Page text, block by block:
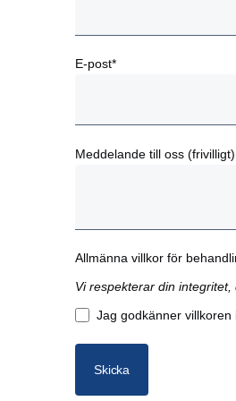
E-post*
Meddelande till oss (frivilligt)
Allmänna villkor för
Vi respekterar din
Jag godkänner villkoren
Skicka